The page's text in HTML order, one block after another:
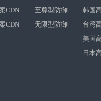
CDN
CDN
至尊型防御
无限型防御
韩国
台湾
美国
日本